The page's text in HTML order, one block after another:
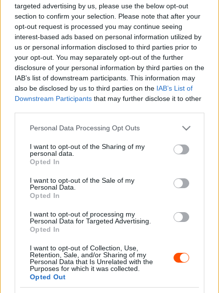
targeted advertising by us, please use the below opt-out
section to confirm your selection. Please note that after your
opt-out request is processed you may continue seeing
interest-based ads based on personal information utilized by
us or personal information disclosed to third parties prior to
your opt-out. You may separately opt-out of the further
disclosure of your personal information by third parties on the
IAB’s list of downstream participants. This information may
also be disclosed by us to third parties on the IAB’s List of
Downstream Participants that may further disclose it to other
Please note that this website/app uses one or more Google
not limited to your visit or usage behaviour. You may click to
grant or deny consent to Google and its third-party tags to
use your data for below specified purposes in below Google
consent section.
Personal Data Processing Opt Outs
I want to opt-out of the Sharing of my
personal data.
Opted In
I want to opt-out of the Sale of my
Personal Data.
Opted In
I want to opt-out of processing my
Personal Data for Targeted Advertising.
Opted In
I want to opt-out of Collection, Use,
Retention, Sale, and/or Sharing of my
Personal Data that Is Unrelated with the
Purposes for which it was collected.
Opted Out
A Solans név ismerős az ERC-mezőnyben, miután Jan
bátyja, Nil Solans 2020-22 között több Eb-futamon is
indult és két győzelmet is szerzett. A 33 éves Nil
azonban folyamatosan anyagi nehézségekkel küzdött,
ezért is maradt abba nemzetközi karrierje.
Jan Solans azonban eljutott a WRC2-es futamgyőzelemig
is a 2024-es Portugál Rallyn.
„Örömmel csatlakozom az MRF csapatához a Róma Rallyn
– mondta Jan Solans. – Nagyszerű lehetőség, hogy
támogassam a csapatot egy ilyen versenyen az aszfalton
szerzett tapasztalataimmal. A Római Rally egy minőségi
verseny, és a célunk az lesz, hogy jól teljesítsünk és
segítsünk a csapatnak maximalizálni az eredményt.”